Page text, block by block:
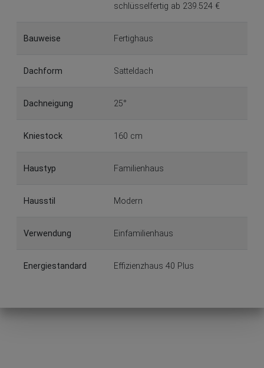
schlüsselfertig ab 239.524 €
Bauweise Fertighaus
Dachform Satteldach
Dachneigung 25°
Kniestock 160 cm
Haustyp Familienhaus
Hausstil Modern
Verwendung Einfamilienhaus
Energiestandard Effizienzhaus 40 Plus